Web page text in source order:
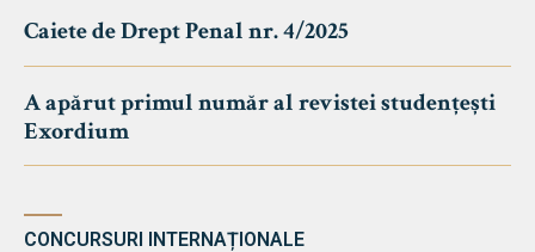
Caiete de Drept Penal nr. 4/2025
A apărut primul număr al revistei studențești
Exordium
CONCURSURI INTERNAȚIONALE